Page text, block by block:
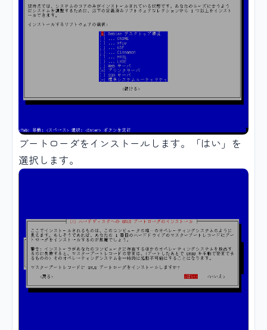
ブートローダをインストールします。「はい」を
選択します。